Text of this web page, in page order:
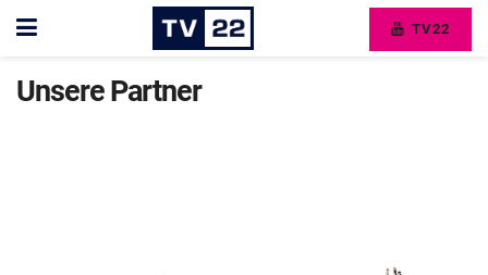
TV22
Unsere Partner